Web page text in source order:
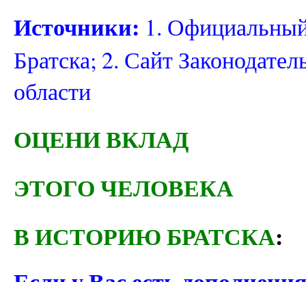
Источники: 1.
Братска; 2. Сайт
области
ОЦЕНИ ВКЛАД
ЭТОГО ЧЕЛОВЕКА
В ИСТОРИЮ БРАТСКА: